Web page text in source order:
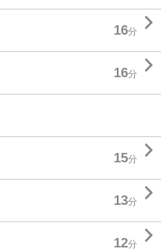
16分 
16分 
15分 
13分 
12分 